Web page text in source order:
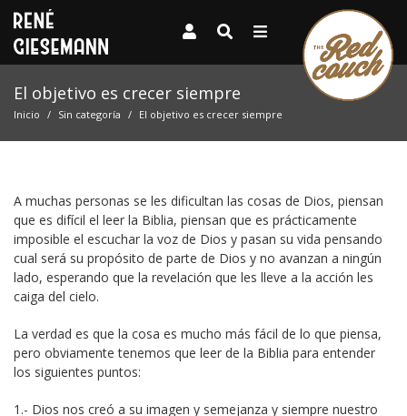
El objetivo es crecer siempre
Inicio Sin categoría El objetivo es crecer siempre
A muchas personas se les dificultan las cosas de Dios, piensan
que es difícil el leer la Biblia, piensan que es prácticamente
imposible el escuchar la voz de Dios y pasan su vida pensando
cual será su propósito de parte de Dios y no avanzan a ningún
lado, esperando que la revelación que les lleve a la acción les
caiga del cielo.
La verdad es que la cosa es mucho más fácil de lo que piensa,
pero obviamente tenemos que leer de la Biblia para entender
los siguientes puntos:
1.- Dios nos creó a su imagen y semejanza y siempre nuestro